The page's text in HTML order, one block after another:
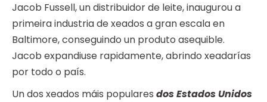
Jacob Fussell, un distribuidor de leite, inaugurou a
primeira industria de xeados a gran escala en
Baltimore, conseguindo un produto asequible.
Jacob expandiuse rapidamente, abrindo xeadarías
por todo o país.
Un dos xeados máis populares dos Estados Unidos